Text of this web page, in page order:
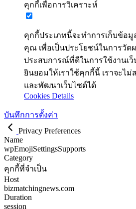
คุกกี้เพื่อการวิเคราะห์
คุกกี้ประเภทนี้จะทำการเก็บข้อมู
คุณ เพื่อเป็นประโยชน์ในการวัด
ประสบการณ์ที่ดีในการใช้งานเ
ยินยอมให้เราใช้คุกกี้นี้ เราจะไม่
และพัฒนาเว็บไซต์ได้
Cookies Details
บันทึกการตั้งค่า
Privacy Preferences
Name
wpEmojiSettingsSupports
Category
คุกกี้ที่จำเป็น
Host
bizmatchingnews.com
Duration
session